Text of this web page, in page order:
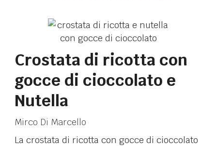
Crostata di ricotta con
gocce di cioccolato e
Nutella
Mirco Di Marcello
La crostata di ricotta con gocce di cioccolato